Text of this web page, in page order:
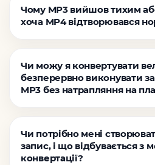
Чому MP3 вийшов тихим
хоча MP4 відтворювався
Чи можу я конвертувати
безперервно виконувати
MP3 без натрапляння на
Чи потрібно мені
запис, і що відбувається з
конвертації?